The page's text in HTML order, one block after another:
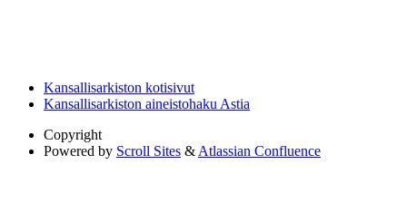
Kansallisarkiston kotisivut
Kansallisarkiston aineistohaku Astia
Copyright
Powered by Scroll Sites & Atlassian Confluence